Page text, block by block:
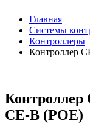
Главная
Системы
Контроллеры
Контроллер
CE-B (POE)